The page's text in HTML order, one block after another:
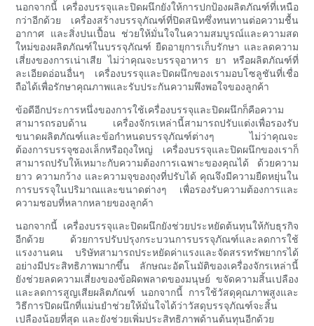
นอกจากนี้ เครื่องบรรจุและปิดผนึกยังให้การปกป้องผลิตภัณฑ์ที่เหนือ
กว่าอีกด้วย เครื่องสร้างบรรจุภัณฑ์ที่ปิดสนิทซึ่งทนทานต่อความชื้น
อากาศ และสิ่งปนเปื้อน ช่วยให้มั่นใจในความสมบูรณ์และความสด
ใหม่ของผลิตภัณฑ์ในบรรจุภัณฑ์ ยืดอายุการเก็บรักษา และลดความ
เสี่ยงของการเน่าเสีย ไม่ว่าคุณจะบรรจุอาหาร ยา หรือผลิตภัณฑ์ที่
ละเอียดอ่อนอื่นๆ เครื่องบรรจุและปิดผนึกของเรามอบโซลูชันที่เชื่อ
ถือได้เพื่อรักษาคุณภาพและรับประกันความพึงพอใจของลูกค้า
ข้อดีอีกประการหนึ่งของการใช้เครื่องบรรจุและปิดผนึกก็คือความ
สามารถรอบด้าน เครื่องจักรเหล่านี้สามารถปรับแต่งเพื่อรองรับ
ขนาดผลิตภัณฑ์และข้อกำหนดบรรจุภัณฑ์ต่างๆ ไม่ว่าคุณจะ
ต้องการบรรจุซองเล็กหรือถุงใหญ่ เครื่องบรรจุและปิดผนึกของเราก็
สามารถปรับให้เหมาะกับความต้องการเฉพาะของคุณได้ ด้วยความ
ยาว ความกว้าง และความจุของถุงที่ปรับได้ คุณจึงมีความยืดหยุ่นใน
การบรรจุในปริมาณและขนาดต่างๆ เพื่อรองรับความต้องการและ
ความชอบที่หลากหลายของลูกค้า
นอกจากนี้ เครื่องบรรจุและปิดผนึกยังช่วยประหยัดต้นทุนให้กับธุรกิจ
อีกด้วย ด้วยการปรับปรุงกระบวนการบรรจุภัณฑ์และลดการใช้
แรงงานคน บริษัทสามารถประหยัดค่าแรงและจัดสรรทรัพยากรได้
อย่างมีประสิทธิภาพมากขึ้น ลักษณะอัตโนมัติของเครื่องจักรเหล่านี้
ยังช่วยลดความเสี่ยงของข้อผิดพลาดของมนุษย์ ขจัดความสิ้นเปลือง
และลดการสูญเสียผลิตภัณฑ์ นอกจากนี้ การใช้วัสดุคุณภาพสูงและ
วิธีการปิดผนึกที่แม่นยำช่วยให้มั่นใจได้ว่าวัสดุบรรจุภัณฑ์จะสิ้น
เปลืองน้อยที่สุด และยังช่วยเพิ่มประสิทธิภาพด้านต้นทุนอีกด้วย